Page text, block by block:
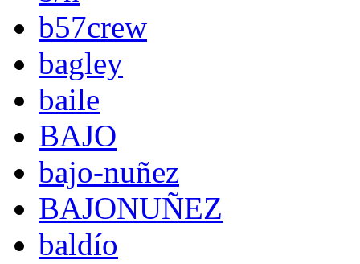
b57crew
bagley
baile
BAJO
bajo-nuñez
BAJONUÑEZ
baldío